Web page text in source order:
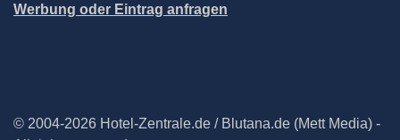
Werbung oder Eintrag anfragen
© 2004-2026 Hotel-Zentrale.de / Blutana.de (Mett Media) -